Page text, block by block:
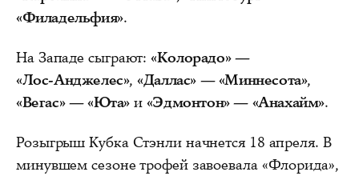
«Филадельфия».
На Западе сыграют:«Колорадо» —
«Лос‑Анджелес»,«Даллас» — «Миннесота»,
«Вегас» — «Юта» и «Эдмонтон» — «Анахайм».
Розыгрыш Кубка Стэнли начнется 18 апреля. В
минувшем сезоне трофей завоевала «Флорида»,